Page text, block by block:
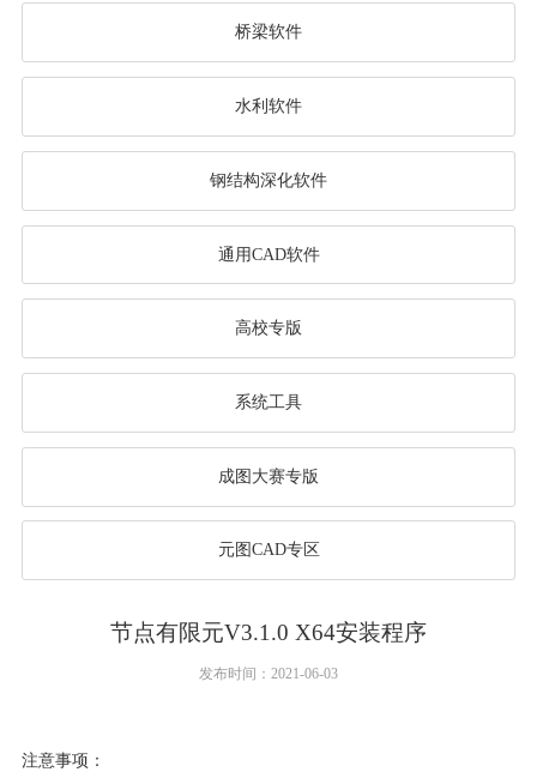
桥梁软件
水利软件
钢结构深化软件
通用CAD软件
高校专版
系统工具
成图大赛专版
元图CAD专区
节点有限元V3.1.0 X64安装程序
发布时间：2021-06-03
注意事项：